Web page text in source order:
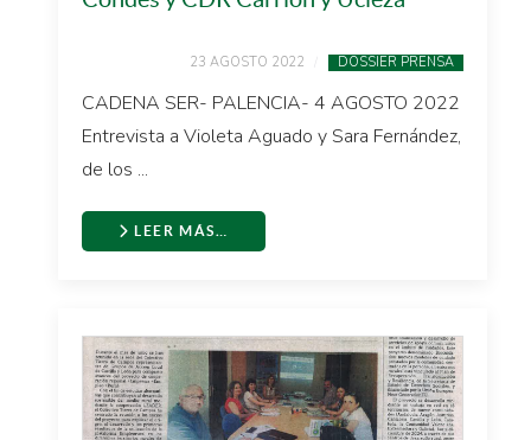
23 AGOSTO 2022 DOSSIER PRENSA
CADENA SER- PALENCIA- 4 AGOSTO 2022
Entrevista a Violeta Aguado y Sara Fernández,
de los ...
LEER MÁS…